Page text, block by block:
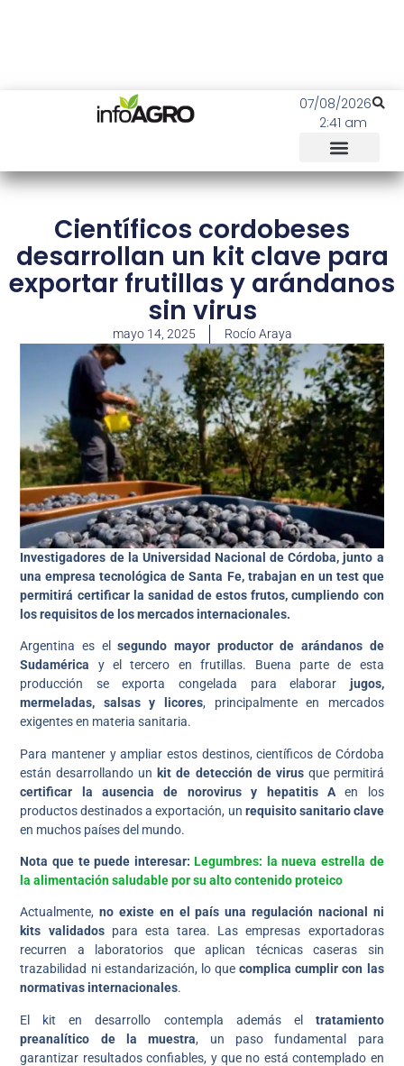
07/08/2026
2:41 am
Científicos cordobeses
desarrollan un kit clave para
exportar frutillas y arándanos
sin virus
mayo 14, 2025 Rocío Araya
Investigadores de la Universidad Nacional de Córdoba, junto a
una empresa tecnológica de Santa Fe, trabajan en un test que
permitirá certificar la sanidad de estos frutos, cumpliendo con
los requisitos de los mercados internacionales.
Argentina es elsegundo mayor productor de arándanos de
Sudamérica y el tercero en frutillas. Buena parte de esta
producción se exporta congelada para elaborar jugos,
mermeladas, salsas y licores, principalmente en mercados
exigentes en materia sanitaria.
Para mantener y ampliar estos destinos, científicos de Córdoba
están desarrollando unkit de detección de virusque permitirá
certificar la ausencia de norovirus y hepatitis Aen los
productos destinados a exportación, un requisito sanitario clave
en muchos países del mundo.
Nota que te puede interesar: Legumbres: la nueva estrella de
la alimentación saludable por su alto contenido proteico
Actualmente,no existe en el país una regulación nacional ni
kits validadospara esta tarea. Las empresas exportadoras
recurren a laboratorios que aplican técnicas caseras sin
trazabilidad ni estandarización, lo quecomplica cumplir con las
normativas internacionales.
El kit en desarrollo contempla además el tratamiento
preanalítico de la muestra, un paso fundamental para
garantizar resultados confiables, y que no está contemplado en